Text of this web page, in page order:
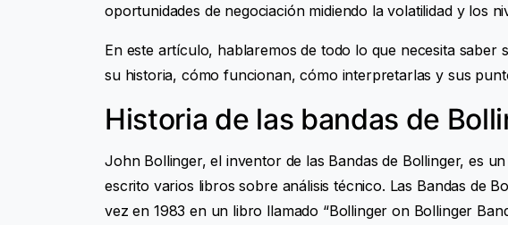
oportunidades de negociación midiendo la volatilidad y los
En este artículo, hablaremos de todo lo que necesita saber
su historia, cómo funcionan, cómo interpretarlas y sus
Historia de las bandas de
John Bollinger, el inventor de las Bandas de Bollinger, es
escrito varios libros sobre análisis técnico. Las Bandas de
vez en 1983 en un libro llamado “Bollinger on Bollinger